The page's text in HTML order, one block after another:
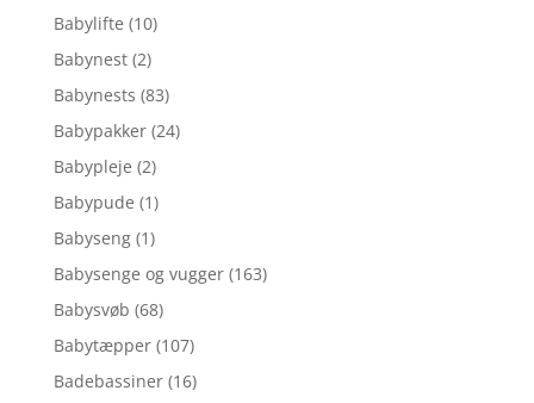
Babylifte (10)
Babynest (2)
Babynests (83)
Babypakker (24)
Babypleje (2)
Babypude (1)
Babyseng (1)
Babysenge og vugger (163)
Babysvøb (68)
Babytæpper (107)
Badebassiner (16)